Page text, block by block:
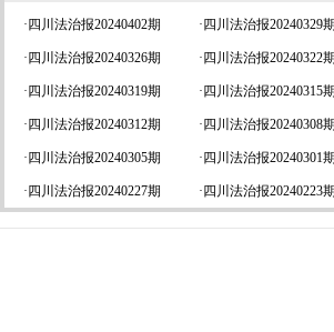
· 四川法治报20240402期 · 四川法治报20240329期
· 四川法治报20240326期 · 四川法治报20240322期
· 四川法治报20240319期 · 四川法治报20240315期
· 四川法治报20240312期 · 四川法治报20240308期
· 四川法治报20240305期 · 四川法治报20240301期
· 四川法治报20240227期 · 四川法治报20240223期